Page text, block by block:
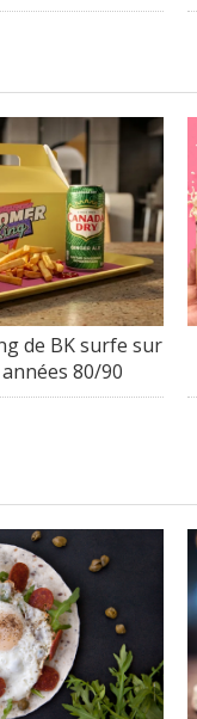
de BK surfe sur
80/90